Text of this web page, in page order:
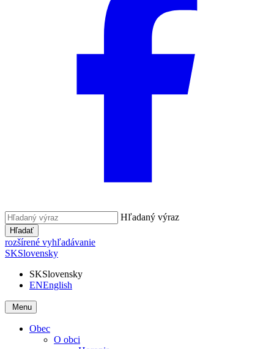
Hľadaný výraz
Hľadať
rozšírené vyhľadávanie
SKSlovensky
SKSlovensky
ENEnglish
Menu
Obec
O obci